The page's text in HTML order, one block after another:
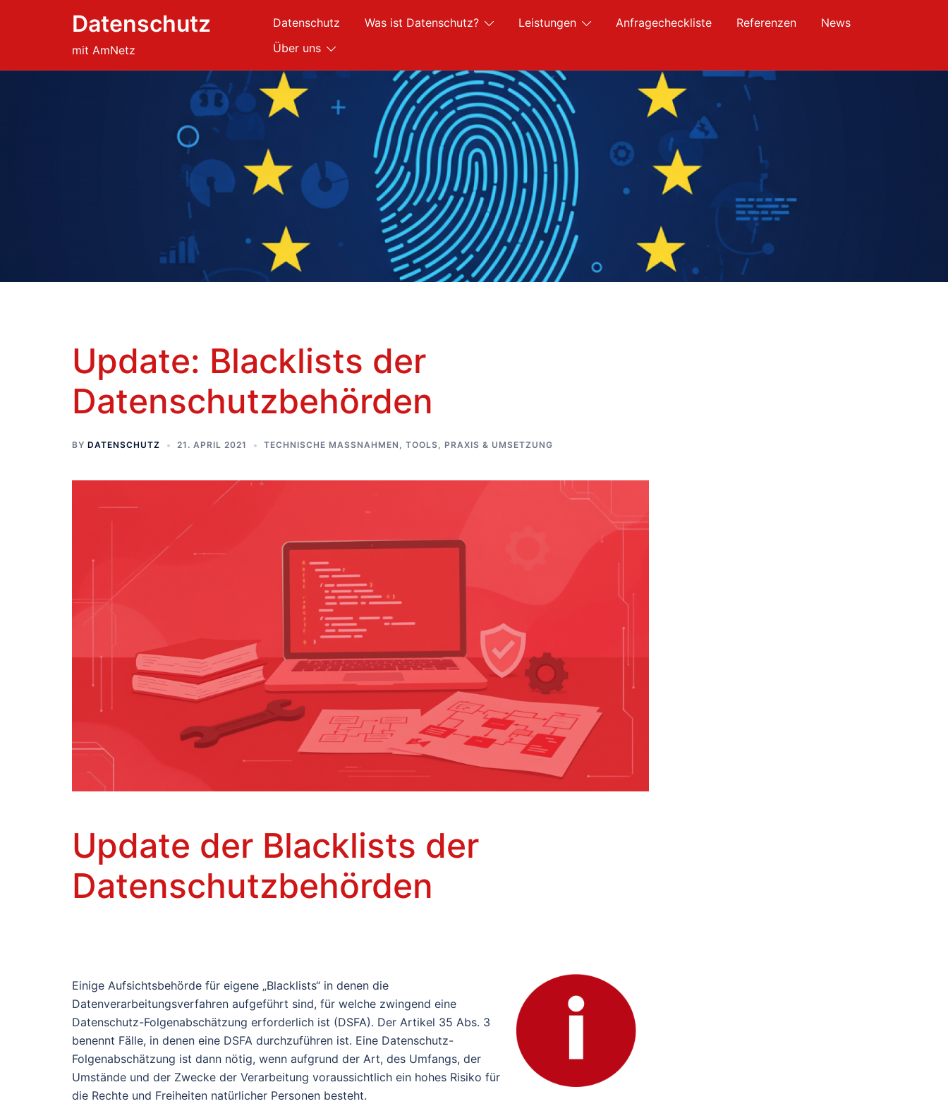
Datenschutz
mit AmNetz
Datenschutz Was ist Datenschutz? Leistungen Anfragecheckliste Referenzen
News
Über uns
Update: Blacklists der
Datenschutzbehörden
BY DATENSCHUTZ 21. APRIL 2021 TECHNISCHE MASSNAHMEN, TOOLS, PRAXIS & UMSETZUNG
Update der Blacklists der
Datenschutzbehörden
Einige Aufsichtsbehörde für eigene „Blacklists“ in denen die
Datenverarbeitungsverfahren aufgeführt sind, für welche zwingend eine
Datenschutz-Folgenabschätzung erforderlich ist (DSFA). Der Artikel 35 Abs. 3
benennt Fälle, in denen eine DSFA durchzuführen ist. Eine Datenschutz-
Folgenabschätzung ist dann nötig, wenn aufgrund der Art, des Umfangs, der
Umstände und der Zwecke der Verarbeitung voraussichtlich ein hohes Risiko für
die Rechte und Freiheiten natürlicher Personen besteht.